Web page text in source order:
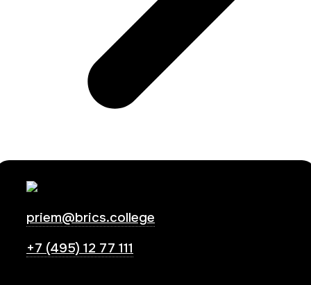
priem@brics.college
+7 (495) 12 77 111